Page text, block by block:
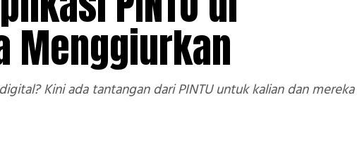
Menggiurkan
Kini ada tantangan dari PINTU untuk kalian dan